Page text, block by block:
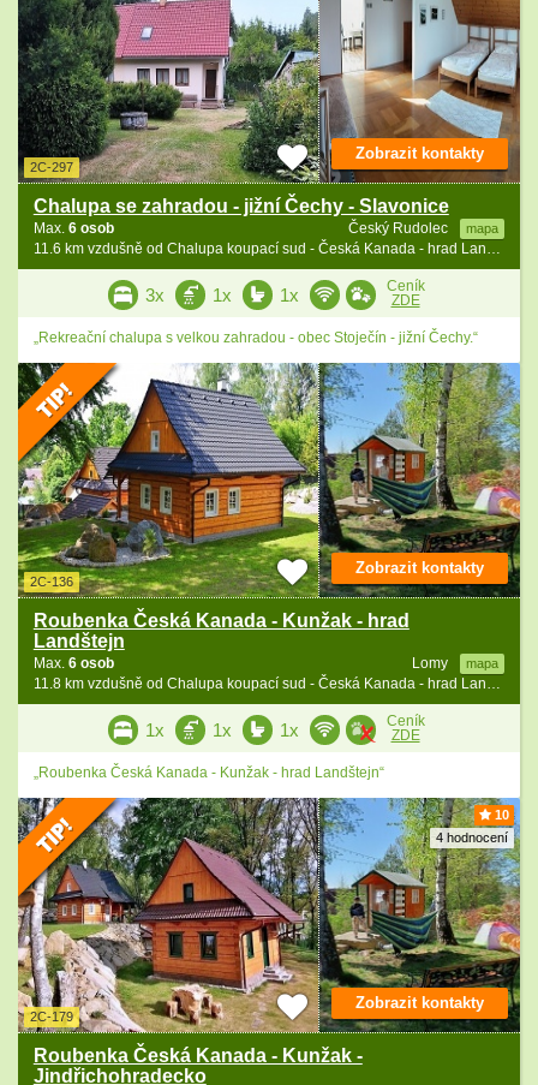
2C-297
Chalupa se zahradou - jižní Čechy - Slavonice
Český Rudolec mapa
Max. 6 osob
11.6 km vzdušně od Chalupa koupací sud - Česká Kanada - hrad Landštejn
Zobrazit kontakty
3x 1x 1x
Ceník
ZDE
„Rekreační chalupa s velkou zahradou - obec Stoječín - jižní Čechy.“
2C-136
Roubenka Česká Kanada - Kunžak - hrad
Landštejn
Lomy mapa
Max. 6 osob
11.8 km vzdušně od Chalupa koupací sud - Česká Kanada - hrad Landštejn
Zobrazit kontakty
1x 1x 1x
Ceník
ZDE
„Roubenka Česká Kanada - Kunžak - hrad Landštejn“
10
4 hodnocení
2C-179
Roubenka Česká Kanada - Kunžak -
Jindřichohradecko
Zobrazit kontakty